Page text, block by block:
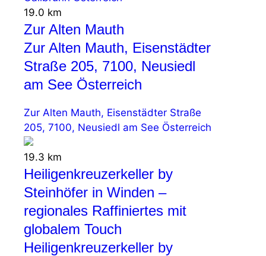
19.0 km
Zur Alten Mauth
Zur Alten Mauth, Eisenstädter
Straße 205, 7100, Neusiedl
am See Österreich
Zur Alten Mauth, Eisenstädter Straße
205, 7100, Neusiedl am See Österreich
19.3 km
Heiligenkreuzerkeller by
Steinhöfer in Winden –
regionales Raffiniertes mit
globalem Touch
Heiligenkreuzerkeller by